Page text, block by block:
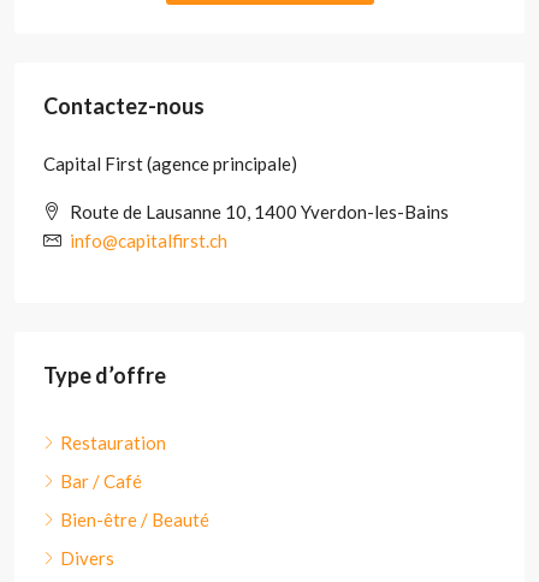
Contactez-nous
Capital First (agence principale)
Route de Lausanne 10, 1400 Yverdon-les-Bains
info@capitalfirst.ch
Type d’offre
Restauration
Bar / Café
Bien-être / Beauté
Divers